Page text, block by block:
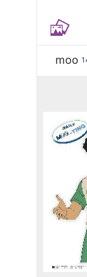
moo